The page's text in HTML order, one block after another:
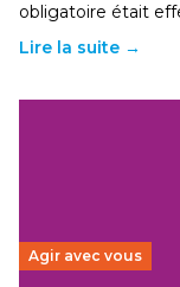
obligatoire était
Lire la suite →
Agir avec vous